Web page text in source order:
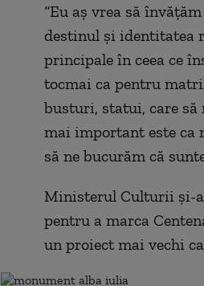
“Eu aş vrea să
destinul şi identitatea
principale în ceea ce
tocmai ca pentru
busturi, statui, care să
mai important este ca
să ne bucurăm că
Ministerul Culturii şi-a
pentru a marca
un proiect mai vechi